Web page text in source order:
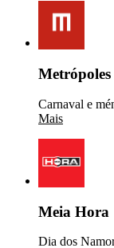
Metrópoles
Carnaval e
Mais
Meia Hora
Dia dos